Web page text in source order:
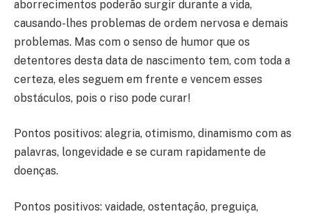
aborrecimentos poderão surgir durante a vida,
causando-lhes problemas de ordem nervosa e demais
problemas. Mas com o senso de humor que os
detentores desta data de nascimento tem, com toda a
certeza, eles seguem em frente e vencem esses
obstáculos, pois o riso pode curar!
Pontos positivos: alegria, otimismo, dinamismo com as
palavras, longevidade e se curam rapidamente de
doenças.
Pontos positivos: vaidade, ostentação, preguiça,